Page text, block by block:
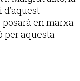
d’aquest
posarà en marxa
per aquesta